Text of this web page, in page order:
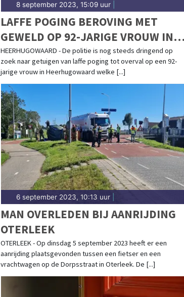
8 september 2023, 15:09 uur|
LAFFE POGING BEROVING MET
GEWELD OP 92-JARIGE VROUW IN
HEERHUGOWAARD, POLITIE ZOEKT
GETUIGEN
HEERHUGOWAARD - De politie is nog steeds dringend op
zoek naar getuigen van laffe poging tot overval op een 92-
jarige vrouw in Heerhugowaard welke [...]
6 september 2023, 10:13 uur|
MAN OVERLEDEN BIJ AANRIJDING
OTERLEEK
OTERLEEK - Op dinsdag 5 september 2023 heeft er een
aanrijding plaatsgevonden tussen een fietser en een
vrachtwagen op de Dorpsstraat in Oterleek. De [...]